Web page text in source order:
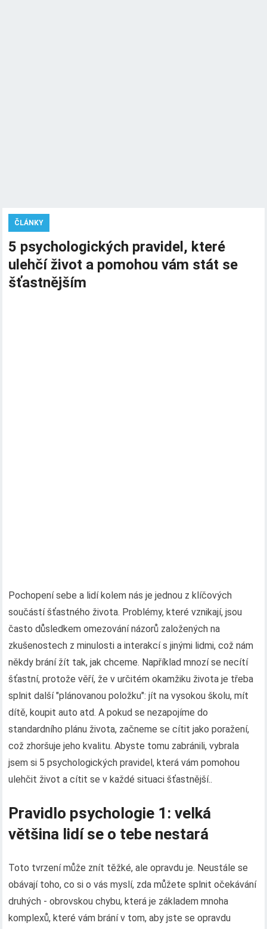
ČLÁNKY
5 psychologických pravidel, které
ulehčí život a pomohou vám stát se
šťastnějším
Pochopení sebe a lidí kolem nás je jednou z klíčových
součástí šťastného života. Problémy, které vznikají, jsou
často důsledkem omezování názorů založených na
zkušenostech z minulosti a interakcí s jinými lidmi, což nám
někdy brání žít tak, jak chceme. Například mnozí se necítí
šťastní, protože věří, že v určitém okamžiku života je třeba
splnit další "plánovanou položku": jít na vysokou školu, mít
dítě, koupit auto atd. A pokud se nezapojíme do
standardního plánu života, začneme se cítit jako poražení,
což zhoršuje jeho kvalitu. Abyste tomu zabránili, vybrala
jsem si 5 psychologických pravidel, která vám pomohou
ulehčit život a cítit se v každé situaci šťastnější..
Pravidlo psychologie 1: velká
většina lidí se o tebe nestará
Toto tvrzení může znít těžké, ale opravdu je. Neustále se
obávají toho, co si o vás myslí, zda můžete splnit očekávání
druhých - obrovskou chybu, která je základem mnoha
komplexů, které vám brání v tom, aby jste se opravdu